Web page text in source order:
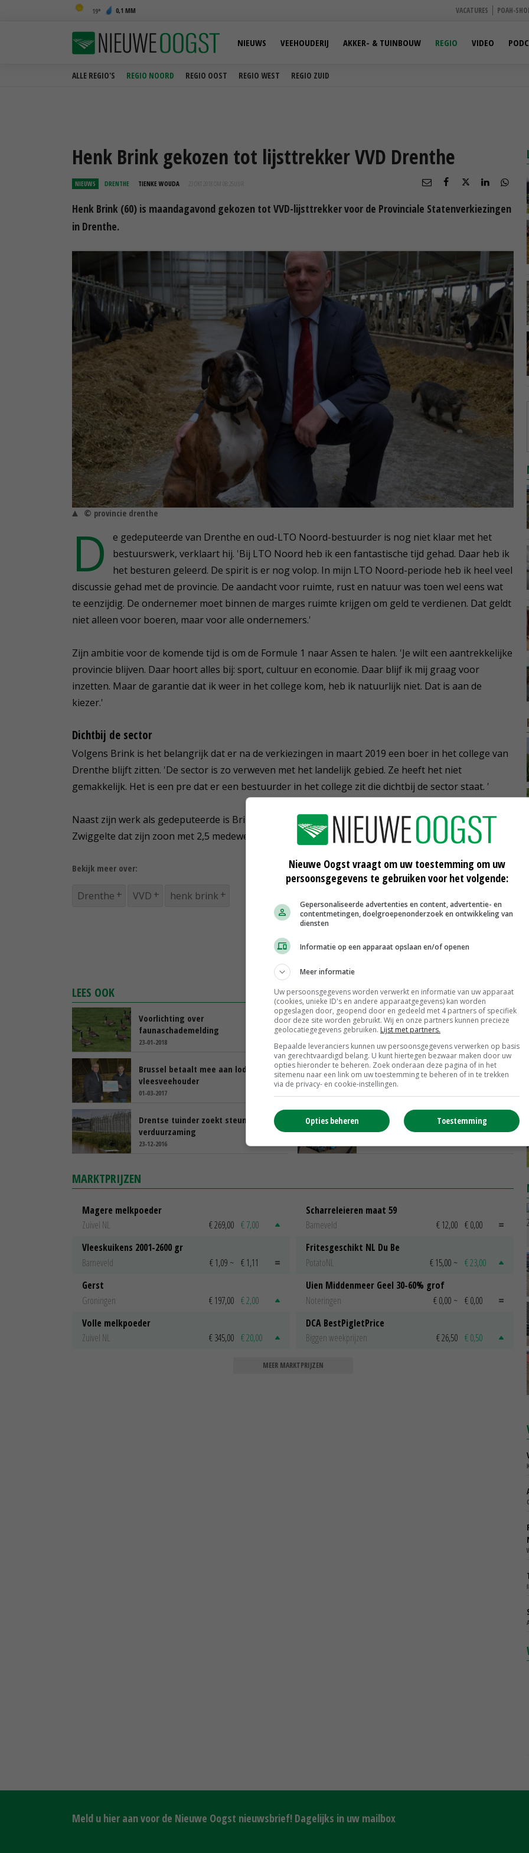
19 0,1 MM VACATURES POAH-
ALLE REGIO'S REGIO NOORD REGIO OOST REGIO WEST REGIO ZUID
NIEUWS VEEHOUDERIJ AKKER- & TUINBOUW REGIO VIDEO
Henk Brink gekozen tot lijsttrekker VVD Drenthe
NIEUWS DRENTHE TIENKE WOUDA 23 OKT 2018 OM 08:25
Henk Brink (60) is maandagavond gekozen tot VVD-lijsttrekker voor de Provinciale Statenverkiezingen
in Drenthe.
© provincie drenthe
D
e gedeputeerde van Drenthe en oud-LTO Noord-bestuurder is nog niet klaar met het
bestuurswerk, verklaart hij. 'Bij LTO Noord heb ik een fantastische tijd gehad. Daar heb ik
het besturen geleerd. De spirit is er nog volop. In mijn LTO Noord-periode heb ik heel veel
discussie gehad met de provincie. De aandacht voor ruimte, rust en natuur was toen wel eens wat
te eenzijdig. De ondernemer moet binnen de marges ruimte krijgen om geld te verdienen. Dat geldt
niet alleen voor boeren, maar voor alle ondernemers.'
Zijn ambitie voor de komende tijd is om de Formule 1 naar Assen te halen. 'Je wilt een aantrekkelijke
provincie blijven. Daar hoort alles bij: sport, cultuur en economie. Daar blijf ik mij graag voor
inzetten. Maar de garantie dat ik weer in het college kom, heb ik natuurlijk niet. Dat is aan de
kiezer.'
Dichtbij de sector
Volgens Brink is het belangrijk dat er na de verkiezingen in maart 2019 een boer in het college van
Drenthe blijft zitten. 'De sector is zo verweven met het landelijk gebied. Ze heeft het niet
gemakkelijk. Het is een pre dat er een bestuurder in het college zit die dichtbij de sector staat. '
Naast zijn werk als gedeputeerde is Brink nog regelmatig te vinden op het agrarisch bedrijf in
Zwiggelte dat zijn zoon met 2,5 medewerkers runt.
Bekijk meer over:
Drenthe VVD henk brink
LEES OOK
Voorlichting over
faunaschademelding
23-01-2018
Drenthe steekt 5 miljoen euro in
landbouw
Brussel betaalt mee aan lodges
vleesveehouder
01-03-2017
Plaatsspecifiek bekalken levert
Drentse boer voordeel op
Drentse tuinder zoekt steun bij
verduurzaming
23-12-2016
Drenthe steekt geld in jonge boeren
MARKTPRIJZEN
Magere melkpoeder
Zuivel NL
€ 269,00 € 7,00
Vleeskuikens 2001-2600 gr
Barneveld
€ 1,09 ~ € 1,11
Gerst
Groningen
€ 197,00 € 2,00
Volle melkpoeder
Zuivel NL
€ 345,00 € 20,00
Scharreleieren maat 59
Barneveld
€ 12,00 € 0,00
Fritesgeschikt NL Du Be
PotatoNL
€ 15,00 ~ € 23,00
Uien Middenmeer Geel 30-60% grof
Noteringen
€ 0,00 ~ € 0,00
DCA BestPigletPrice
Biggen weekprijzen
€ 26,50 € 0,50
MEER MARKTPRIJZEN
Meld u hier aan voor de Nieuwe Oogst nieuwsbrief! Dagelijks in uw mailbox
Nieuwe Oogst vraagt om uw toestemming om uw
persoonsgegevens te gebruiken voor het volgende:
Gepersonaliseerde advertenties en content, advertentie- en
contentmetingen, doelgroepenonderzoek en ontwikkeling van
diensten
Informatie op een apparaat opslaan en/of openen
Meer informatie
Uw persoonsgegevens worden verwerkt en informatie van uw apparaat
(cookies, unieke ID's en andere apparaatgegevens) kan worden
opgeslagen door, geopend door en gedeeld met 4 partners of specifiek
door deze site worden gebruikt. Wij en onze partners kunnen precieze
geolocatiegegevens gebruiken. Lijst met partners.
Bepaalde leveranciers kunnen uw persoonsgegevens verwerken op basis
van gerechtvaardigd belang. U kunt hiertegen bezwaar maken door uw
opties hieronder te beheren. Zoek onderaan deze pagina of in het
sitemenu naar een link om uw toestemming te beheren of in te trekken
via de privacy- en cookie-instellingen.
Toestemming
Opties beheren